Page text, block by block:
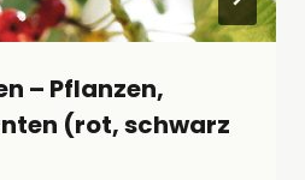
– Pflanzen,
(rot, schwarz